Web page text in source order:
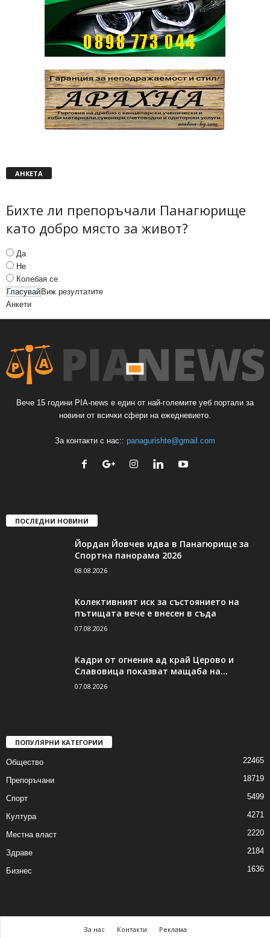
АНКЕТА
Бихте ли препоръчали Панагюрище
като добро място за живот?
Да
Не
Колебая се
Виж резултатите
Анкети
Вече 15 години PIA-news е един от най-големите уеб портали за
новини от всички сфери на ежедневието.
За контакти с нас:: panagurishte@gmail.com
ПОСЛЕДНИ НОВИНИ
Йордан Йовчев идва в Панагюрище за
Спортна панорама 2026
08.08.2026
Колективният иск за състоянието на
пътищата вече е внесен в съда
07.08.2026
Кадри от огнения ад край Церово и
Славовица показват мащаба на...
07.08.2026
ПОПУЛЯРНИ КАТЕГОРИИ
Общество 22465
Препоръчани 18719
Спорт 5499
Култура 4271
Местна власт 2220
Здраве 2184
Бизнес 1636
За нас Контакти Реклама